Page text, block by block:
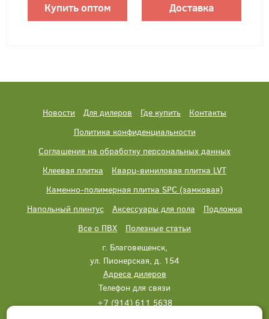
Купить оптом Доставка
Новости Для дилеров Где купить
Контакты
Политика конфиденциальности
Соглашение на обработку персональных данных
Клеевая плитка
Кварц-виниловая плитка LVT
Каменно-полимерная плитка SPC (замковая)
Напольный плинтус
Аксессуары для пола
Подложка
Все о ПВХ
Полезные статьи
г. Благовещенск,
ул. Пионерская, д. 154
Адреса дилеров
Телефон для связи
+7 (914) 611 5638